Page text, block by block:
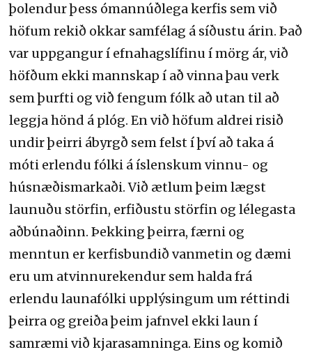
þolendur þess ómannúðlega kerfis sem við
höfum rekið okkar samfélag á síðustu árin. Það
var uppgangur í efnahagslífinu í mörg ár, við
höfðum ekki mannskap í að vinna þau verk
sem þurfti og við fengum fólk að utan til að
leggja hönd á plóg. En við höfum aldrei risið
undir þeirri ábyrgð sem felst í því að taka á
móti erlendu fólki á íslenskum vinnu- og
húsnæðismarkaði. Við ætlum þeim lægst
launuðu störfin, erfiðustu störfin og lélegasta
aðbúnaðinn. Þekking þeirra, færni og
menntun er kerfisbundið vanmetin og dæmi
eru um atvinnurekendur sem halda frá
erlendu launafólki upplýsingum um réttindi
þeirra og greiða þeim jafnvel ekki laun í
samræmi við kjarasamninga. Eins og komið